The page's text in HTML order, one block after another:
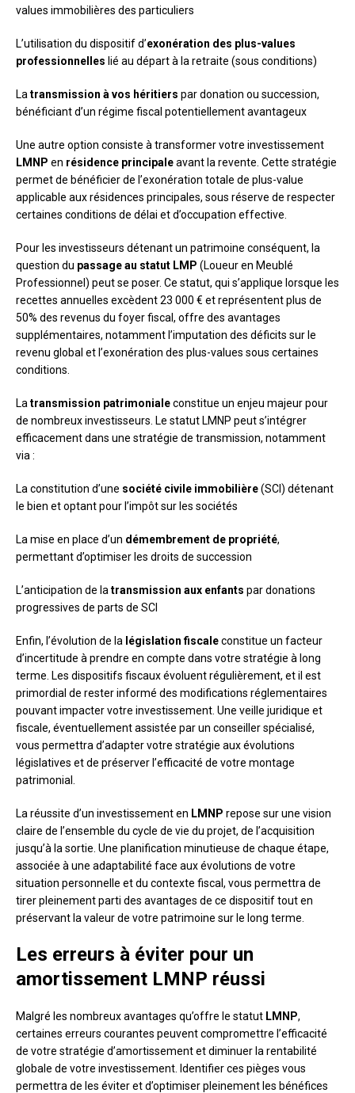
values immobilières des particuliers
L’utilisation du dispositif d’exonération des plus-values
professionnelles lié au départ à la retraite (sous conditions)
La transmission à vos héritiers par donation ou succession,
bénéficiant d’un régime fiscal potentiellement avantageux
Une autre option consiste à transformer votre investissement
LMNP en résidence principaleavant la revente. Cette stratégie
permet de bénéficier de l’exonération totale de plus-value
applicable aux résidences principales, sous réserve de respecter
certaines conditions de délai et d’occupation effective.
Pour les investisseurs détenant un patrimoine conséquent, la
question du passage au statut LMP (Loueur en Meublé
Professionnel) peut se poser. Ce statut, qui s’applique lorsque les
recettes annuelles excèdent 23 000 € et représentent plus de
50% des revenus du foyer fiscal, offre des avantages
supplémentaires, notamment l’imputation des déficits sur le
revenu global et l’exonération des plus-values sous certaines
conditions.
La transmission patrimonialeconstitue un enjeu majeur pour
de nombreux investisseurs. Le statut LMNP peut s’intégrer
efficacement dans une stratégie de transmission, notamment
via :
La constitution d’une société civile immobilière(SCI) détenant
le bien et optant pour l’impôt sur les sociétés
La mise en place d’un démembrement de propriété,
permettant d’optimiser les droits de succession
L’anticipation de la transmission aux enfants par donations
progressives de parts de SCI
Enfin, l’évolution de la législation fiscaleconstitue un facteur
d’incertitude à prendre en compte dans votre stratégie à long
terme. Les dispositifs fiscaux évoluent régulièrement, et il est
primordial de rester informé des modifications réglementaires
pouvant impacter votre investissement. Une veille juridique et
fiscale, éventuellement assistée par un conseiller spécialisé,
vous permettra d’adapter votre stratégie aux évolutions
législatives et de préserver l’efficacité de votre montage
patrimonial.
La réussite d’un investissement en LMNP repose sur une vision
claire de l’ensemble du cycle de vie du projet, de l’acquisition
jusqu’à la sortie. Une planification minutieuse de chaque étape,
associée à une adaptabilité face aux évolutions de votre
situation personnelle et du contexte fiscal, vous permettra de
tirer pleinement parti des avantages de ce dispositif tout en
préservant la valeur de votre patrimoine sur le long terme.
Les erreurs à éviter pour un
amortissement LMNP réussi
Malgré les nombreux avantages qu’offre le statut LMNP,
certaines erreurs courantes peuvent compromettre l’efficacité
de votre stratégie d’amortissement et diminuer la rentabilité
globale de votre investissement. Identifier ces pièges vous
permettra de les éviter et d’optimiser pleinement les bénéfices